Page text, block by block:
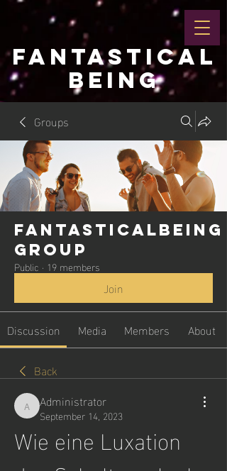
FANTASTICAL
BEING
Groups
Fantasticalbeing
Group
Public · 19 members
Join
Discussion Media Members
About
Back
Administrator
Administrator
September 14, 2023
Wie eine Luxation